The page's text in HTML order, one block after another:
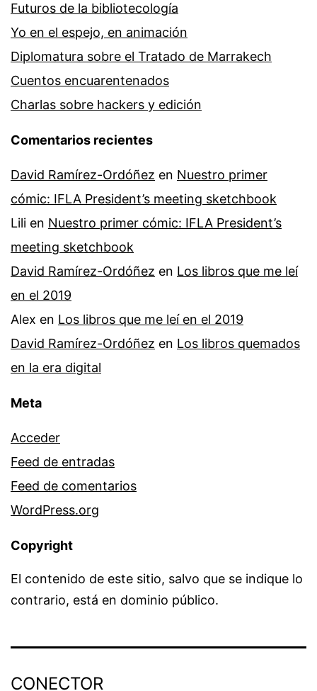
Futuros de la bibliotecología
Yo en el espejo, en animación
Diplomatura sobre el Tratado de Marrakech
Cuentos encuarentenados
Charlas sobre hackers y edición
Comentarios recientes
David Ramírez-Ordóñez en Nuestro primer
cómic: IFLA President’s meeting sketchbook
Lili en Nuestro primer cómic: IFLA President’s
meeting sketchbook
David Ramírez-Ordóñez en Los libros que me leí
en el 2019
Alex en Los libros que me leí en el 2019
David Ramírez-Ordóñez en Los libros quemados
en la era digital
Meta
Acceder
Feed de entradas
Feed de comentarios
WordPress.org
Copyright
El contenido de este sitio, salvo que se indique lo
contrario, está en dominio público.
CONECTOR